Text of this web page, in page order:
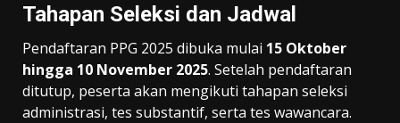
Tahapan Seleksi dan Jadwal
Pendaftaran PPG 2025 dibuka mulai 15 Oktober
hingga 10 November 2025. Setelah pendaftaran
ditutup, peserta akan mengikuti tahapan seleksi
administrasi, tes substantif, serta tes wawancara.